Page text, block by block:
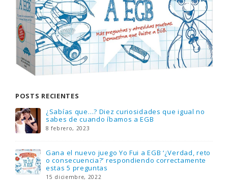
POSTS RECIENTES
Gana una de las cuatro unidades de PLAYMOBIL
que sorteamos: Knight Rider – El coche
fantástico [finalizado]
FlixOlé nos divierte con su colección de
comedias de los 80 y 90 y regalamos tres
suscripciones anuales